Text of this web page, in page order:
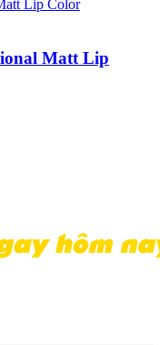
Matt Lip